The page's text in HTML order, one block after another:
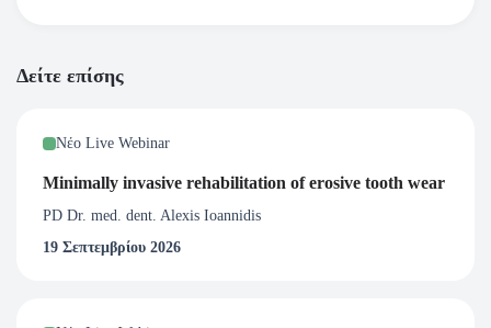
Ομοσπονδίας έχει θεσμοθετηθεί η μοριοδότηση και όλες οι
μοριοδοτούνται από την Ελληνική Οδοντιατρική
Ομοσπονδία. ( Εάν επιθυμείτε Μοριοδότηση από την
συμπληρώστε όλα τα επιπλέον στοιχεία κατά την εγγραφή
σας στο webinar.)
Δείτε επίσης
Νέο Live Webinar
Minimally invasive rehabilitation of erosive tooth wear
PD Dr. med. dent. Alexis Ioannidis
19 Σεπτεμβρίου 2026